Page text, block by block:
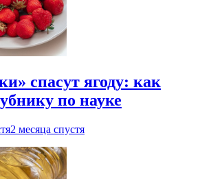
спасут ягоду: как
по науке
2 месяца спустя